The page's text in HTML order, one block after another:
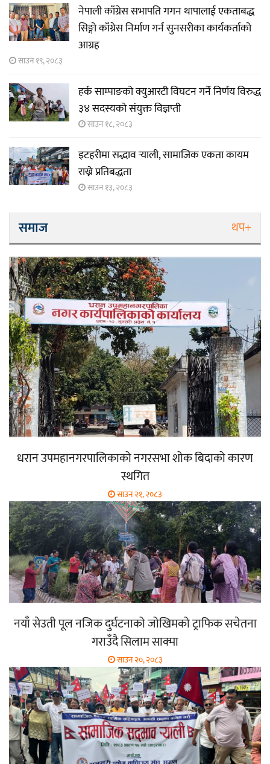
नेपाली काँग्रेस सभापति गगन थापालाई एकताबद्ध
सिङ्गो काँग्रेस निर्माण गर्न सुनसरीका कार्यकर्ताको
आग्रह
साउन १९, २०८३
हर्क साम्पाङको क्युआरटी विघटन गर्ने निर्णय विरुद्ध
३४ सदस्यको संयुक्त विज्ञप्ती
साउन १८, २०८३
इटहरीमा सद्भाव र्‍याली, सामाजिक एकता कायम
राख्ने प्रतिबद्धता
साउन १३, २०८३
समाज थप+
धरान उपमहानगरपालिकाको नगरसभा शोक बिदाको कारण
स्थगित
साउन २१, २०८३
नयाँ सेउती पूल नजिक दुर्घटनाको जोखिमको ट्राफिक सचेतना
गराउँदै सिलाम साक्मा
साउन २०, २०८३